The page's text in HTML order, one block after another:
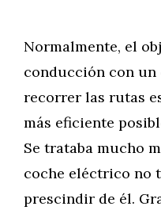
Normalmente, el
conducción con
recorrer las rutas
más eficiente
Se trataba mucho
coche eléctrico no
prescindir de él.